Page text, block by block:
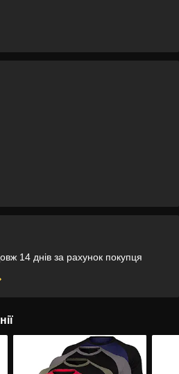
14 днів за рахунок покупця